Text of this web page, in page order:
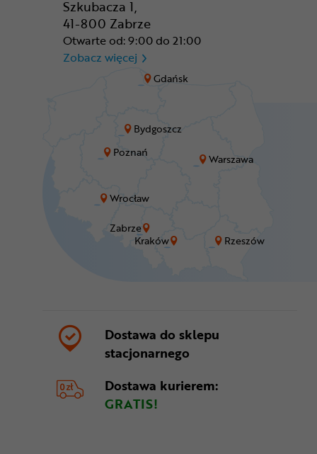
Bydgoszcz
Gdańsk
Kraków
Poznań
Rzeszów
Warszawa
Wrocław
Zabrze
Szkubacza 1,
41-800 Zabrze
Otwarte od: 9:00 do 21:00
Zobacz więcej CR Zabrze - M1 Zabrze
Dostawa do sklepu
stacjonarnego
Dostawa kurierem:
GRATIS!